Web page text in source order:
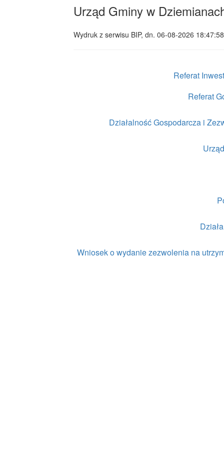
Urząd Gminy w
Wydruk z serwisu BIP, dn. 06-08-2026 18:47:58
Referat
Referat
Działalność Gospodarcza i
Wniosek o wydanie zezwolenia na